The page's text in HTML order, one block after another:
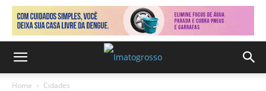
Home Cidades